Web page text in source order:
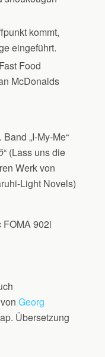
kommt,
eingeführt.
Food
McDonalds
„I‐My‐Me“
“ (Lass uns die
Werk von
Light Novels)
FOMA 902i
vonGeorg
Übersetzung